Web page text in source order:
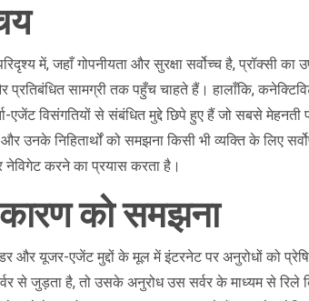
में, जहाँ गोपनीयता और सुरक्षा सर्वोच्च है, प्रॉक्सी
प्रतिबंधित सामग्री तक पहुँच चाहते हैं। हालाँकि,
एजेंट विसंगतियों से संबंधित मुद्दे छिपे हुए हैं जो सबसे
उनके निहितार्थों को समझना किसी भी व्यक्ति के लिए
नेविगेट करने का प्रयास करता है।
को समझना
और यूजर-एजेंट मुद्दों के मूल में इंटरनेट पर अनुरोधों को
से जुड़ता है, तो उसके अनुरोध उस सर्वर के माध्यम से रिले